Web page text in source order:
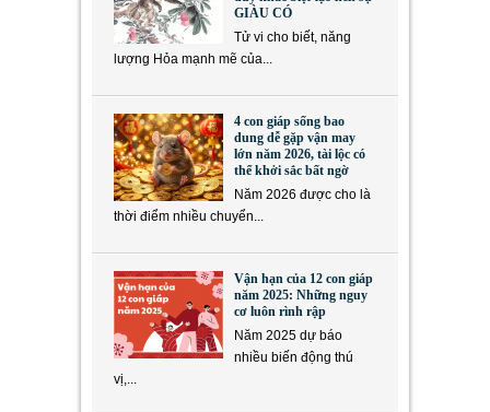
GIÀU CÓ
Tử vi cho biết, năng
lượng Hỏa mạnh mẽ của...
4 con giáp sống bao
dung dễ gặp vận may
lớn năm 2026, tài lộc có
thể khởi sắc bất ngờ
Năm 2026 được cho là
thời điểm nhiều chuyển...
Vận hạn của 12 con giáp
năm 2025: Những nguy
cơ luôn rình rập
Năm 2025 dự báo
nhiều biến động thú
vị,...